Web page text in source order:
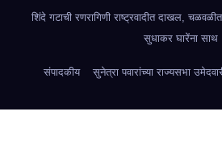
शिंदे गटाची रणरागिणी राष्ट्रवादीत दाखल,
सुधाकर घारेंना साथ
संपादकीय सुनेत्रा पवारांच्या राज्यसभा